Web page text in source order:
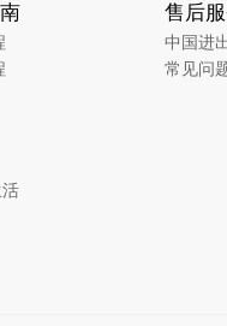
售后
中国进
常见问